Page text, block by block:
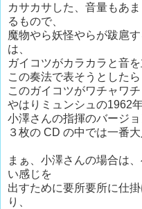
カサカサした、音量もあ
るもので、
魔物やら妖怪やらが跋扈
は、
ガイコツがカラカラと音
この奏法で表そうとしたら
このガイコツがワチャワ
やはりミュンシュの1962
小澤さんの指揮のバージ
３枚の CD の中では一番大
まぁ、小澤さんの場合は
い感じを
出すために要所要所に仕
り、